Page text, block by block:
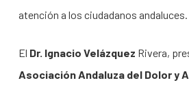
atención a los ciudadanos andaluces.
El Dr. Ignacio Velázquez Rivera,
Asociación Andaluza del Dolor y